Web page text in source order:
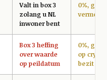
Valt in box 3
zolang u NL
inwoner bent
0%,
Box 3 heffing
over waarde
op peildatum
0%,
op
bezit